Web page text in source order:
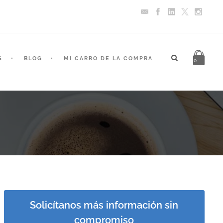
BLOG MI CARRO DE LA COMPRA 0
Solicítanos más información sin
compromiso